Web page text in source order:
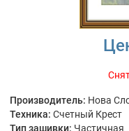
Производитель: Нова
Техника: Счетный Крест
Тип зашивки: Частичная